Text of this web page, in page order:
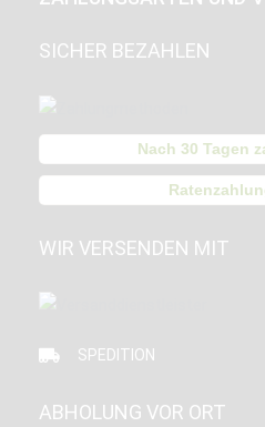
SICHER BEZAHLEN
Nach 30 Tagen
WIR VERSENDEN MIT
SPEDITION
ABHOLUNG VOR ORT